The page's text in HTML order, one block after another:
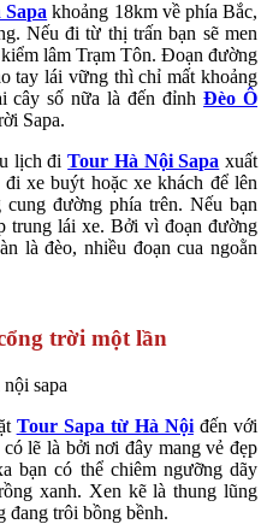
khoảng 18km về phía Bắc,
Nếu đi từ thị trấn bạn sẽ men
lâm Trạm Tôn. Đoạn đường
tay lái vững thì chỉ mất khoảng
cây số nữa là đến đỉnhĐèo Ô
Sapa.
lịch điTour Hà Nội Sapa xuất
xe buýt hoặc xe khách để lên
đường phía trên. Nếu bạn
trung lái xe. Bởi vì đoạn đường
là đèo, nhiều đoạn cua ngoằn
trời một lần
Tour Sapa từ Hà Nộiđến với
lẽ là bởi nơi đây mang vẻ đẹp
bạn có thể chiêm ngưỡng dãy
xanh. Xen kẽ là thung lũng
đang trôi bồng bềnh.